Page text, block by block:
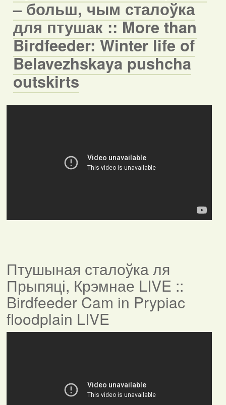
– больш, чым сталоўка
для птушак :: More than
Birdfeeder: Winter life of
Belavezhskaya pushcha
outskirts
Птушыная сталоўка ля
Прыпяці, Крэмнае LIVE ::
Birdfeeder Cam in Prypiac
floodplain LIVE